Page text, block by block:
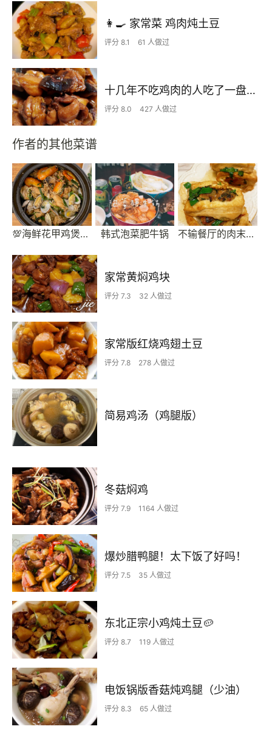
👩‍🍳 家常菜 鸡肉炖土豆
评分 8.1 61 人做过
十几年不吃鸡肉的人吃了一盘子的小鸡炖香菇
评分 8.0 427 人做过
作者的其他菜谱
💯海鲜花甲鸡煲-简单快手版 韩式泡菜肥牛锅 不输餐厅的肉末酿豆腐
家常黄焖鸡块
评分 7.3 32 人做过
家常版红烧鸡翅土豆
评分 7.8 278 人做过
简易鸡汤（鸡腿版）
冬菇焖鸡
评分 7.9 1164 人做过
爆炒腊鸭腿！太下饭了好吗！
评分 7.5 35 人做过
东北正宗小鸡炖土豆🥔
评分 8.7 119 人做过
电饭锅版香菇炖鸡腿（少油）
评分 8.3 65 人做过